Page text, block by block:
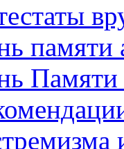
памяти
Памяти